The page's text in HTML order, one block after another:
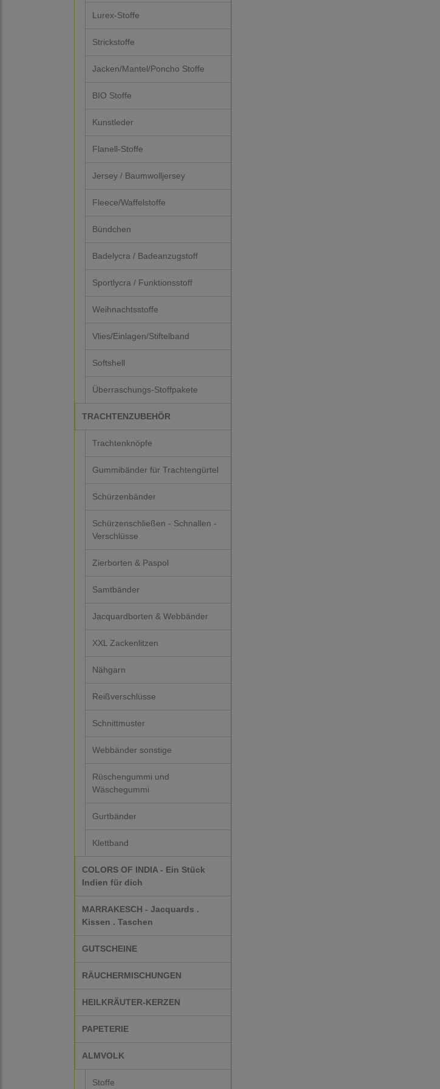
Lurex-Stoffe
Strickstoffe
Jacken/Mantel/Poncho Stoffe
BIO Stoffe
Kunstleder
Flanell-Stoffe
Jersey / Baumwolljersey
Fleece/Waffelstoffe
Bündchen
Badelycra / Badeanzugstoff
Sportlycra / Funktionsstoff
Weihnachtsstoffe
Vlies/Einlagen/Stiftelband
Softshell
Überraschungs-Stoffpakete
TRACHTENZUBEHÖR
Trachtenknöpfe
Gummibänder für Trachtengürtel
Schürzenbänder
Schürzenschließen - Schnallen -
Verschlüsse
Zierborten & Paspol
Samtbänder
Jacquardborten & Webbänder
XXL Zackenlitzen
Nähgarn
Reißverschlüsse
Schnittmuster
Webbänder sonstige
Rüschengummi und
Wäschegummi
Gurtbänder
Klettband
COLORS OF INDIA - Ein Stück
Indien für dich
MARRAKESCH - Jacquards .
Kissen . Taschen
GUTSCHEINE
RÄUCHERMISCHUNGEN
HEILKRÄUTER-KERZEN
PAPETERIE
ALMVOLK
Stoffe